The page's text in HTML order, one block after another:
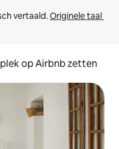
vertaald. Originele taal
op Airbnb zetten